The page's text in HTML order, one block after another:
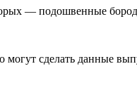
— подошвенные
могут сделать данные